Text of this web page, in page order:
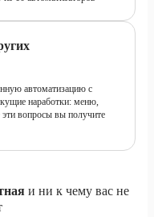
автоматизацию с
наработки: меню,
эти вопросы вы получите
и ни к чему вас не